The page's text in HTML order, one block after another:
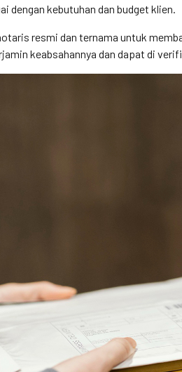
dengan kebutuhan dan budget klien.
resmi dan ternama untuk
keabsahannya dan dapat di